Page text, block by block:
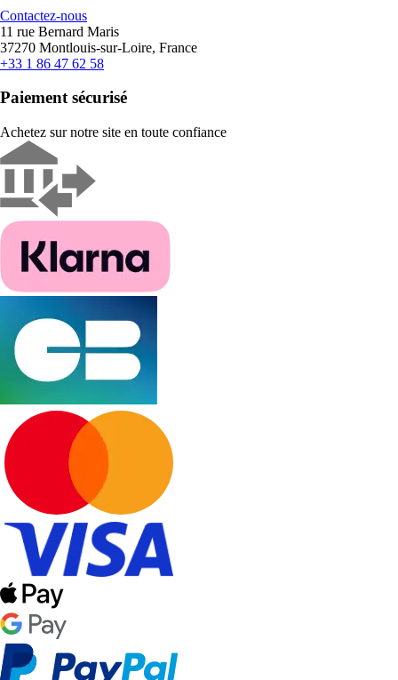
Contactez-nous
11 rue Bernard Maris
37270 Montlouis-sur-Loire, France
+33 1 86 47 62 58
Paiement sécurisé
Achetez sur notre site en toute confiance